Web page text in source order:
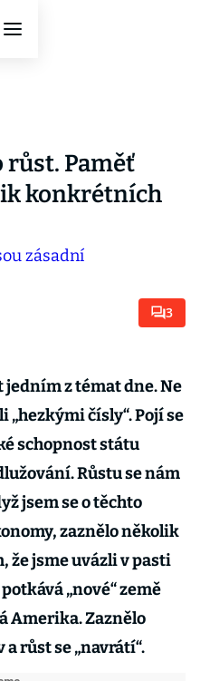
růst. Paměť
konkrétních
3
z témat dne. Ne
čísly“. Pojí se
schopnost státu
Růstu se nám
jsem se o těchto
zaznělo několik
že jsme uvázli v pasti
„nové“ země
Amerika. Zaznělo
a růst se „navrátí“.